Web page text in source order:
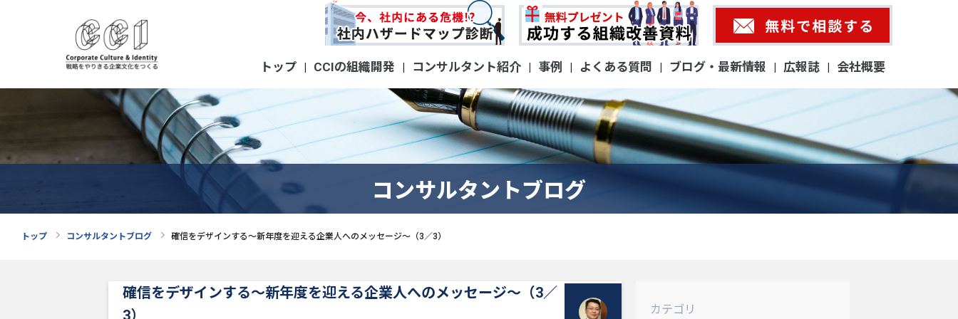
トップ | CCIの組織開発 | コンサルタント紹介 | 事例 | よくある質問 | ブログ・最新情報 | 広報誌 | 会社概要
コンサルタントブログ
トップ コンサルタントブログ 確信をデザインする～新年度を迎える企業人へのメッセージ～（3／3）
確信をデザインする～新年度を迎える企業人へのメッセージ～（3／
3）
カテゴリ